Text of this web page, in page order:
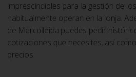
imprescindibles para la gestión de
habitualmente operan en la lonja.
de Mercolleida puedes pedir
cotizaciones que necesites, así
precios.